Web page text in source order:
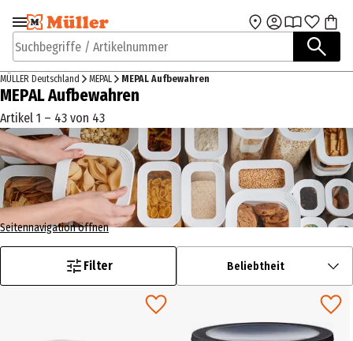
Zur Navigation
springen
Zum Hauptinhalt
Suchbegriffe / Artikelnummer
MÜLLER Deutschland MEPAL MEPAL Aufbewahren
MEPAL Aufbewahren
Artikel 1 – 43 von 43
Seitennavigation öffnen
Filter Beliebtheit